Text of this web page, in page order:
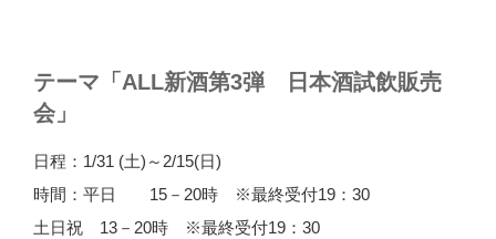
テーマ「ALL新酒第3弾 日本酒試飲販売
会」
日程：1/31 (土)～2/15(日)
時間：平日 15－20時 ※最終受付19：30
土日祝 13－20時 ※最終受付19：30